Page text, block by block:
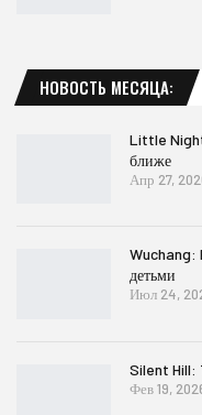
НОВОСТЬ МЕСЯЦА:
Little
ближе
Апр 27,
Wuchang:
детьми
Июл 24,
Silent Hill:
Фев 19,